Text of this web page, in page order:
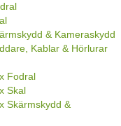
& Kameraskydd
Kablar & Hörlurar
Fodral
Skal
Skärmskydd &